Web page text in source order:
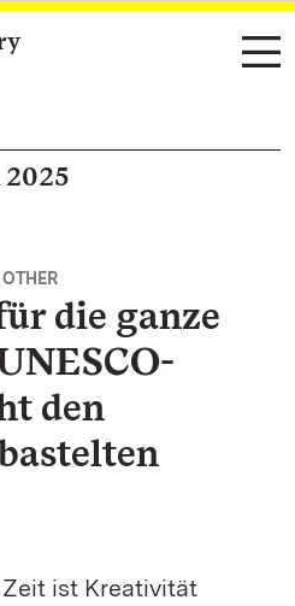
2025
die ganze
den
ist Kreativität